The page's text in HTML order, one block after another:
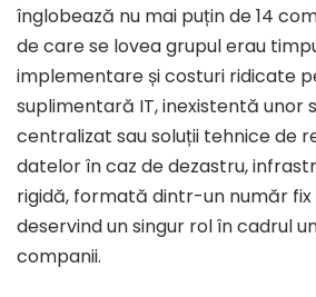
înglobează nu mai puțin de 14
de care se lovea grupul erau
implementare și costuri ridicate
suplimentară IT, inexistentă unor
centralizat sau soluții tehnice de
datelor în caz de dezastru,
rigidă, formată dintr-un număr
deservind un singur rol în cadrul
companii.